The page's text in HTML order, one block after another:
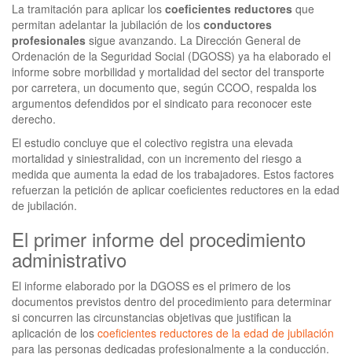
La tramitación para aplicar los coeficientes reductores que
permitan adelantar la jubilación de los conductores
profesionales sigue avanzando. La Dirección General de
Ordenación de la Seguridad Social (DGOSS) ya ha elaborado el
informe sobre morbilidad y mortalidad del sector del transporte
por carretera, un documento que, según CCOO, respalda los
argumentos defendidos por el sindicato para reconocer este
derecho.
El estudio concluye que el colectivo registra una elevada
mortalidad y siniestralidad, con un incremento del riesgo a
medida que aumenta la edad de los trabajadores. Estos factores
refuerzan la petición de aplicar coeficientes reductores en la edad
de jubilación.
El primer informe del procedimiento
administrativo
El informe elaborado por la DGOSS es el primero de los
documentos previstos dentro del procedimiento para determinar
si concurren las circunstancias objetivas que justifican la
aplicación de los coeficientes reductores de la edad de jubilación
para las personas dedicadas profesionalmente a la conducción.